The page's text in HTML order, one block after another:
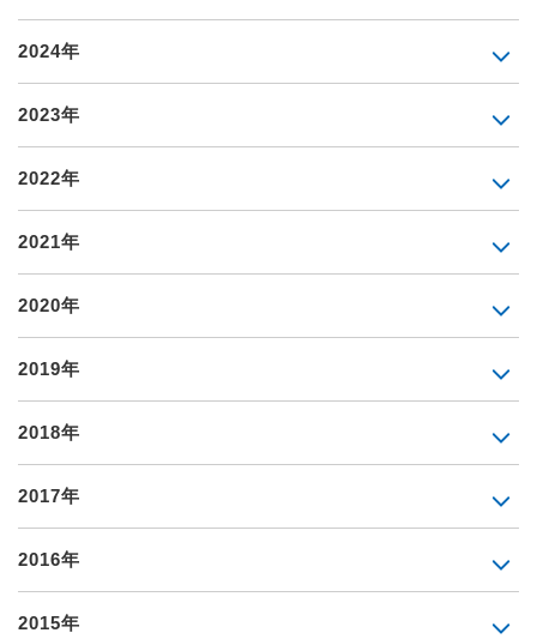
2024年
2023年
2022年
2021年
2020年
2019年
2018年
2017年
2016年
2015年